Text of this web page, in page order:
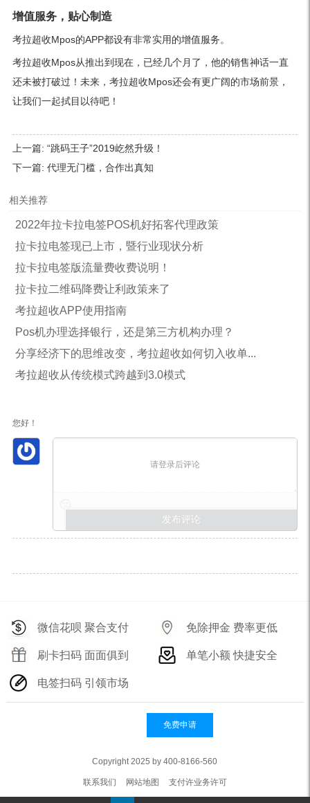
增值服务，贴心制造
考拉超收Mpos的APP都设有非常实用的增值服务。
考拉超收Mpos从推出到现在，已经几个月了，他的销售神话一直
还未被打破过！未来，考拉超收Mpos还会有更广阔的市场前景，
让我们一起拭目以待吧！
上一篇: “跳码王子”2019屹然升级！
下一篇: 代理无门槛，合作出真知
相关推荐
2022年拉卡拉电签POS机好拓客代理政策
拉卡拉电签现已上市，暨行业现状分析
拉卡拉电签版流量费收费说明！
拉卡拉二维码降费让利政策来了
考拉超收APP使用指南
Pos机办理选择银行，还是第三方机构办理？
分享经济下的思维改变，考拉超收如何切入收单...
考拉超收从传统模式跨越到3.0模式
您好！
请登录后评论
微信花呗 聚合支付 免除押金 费率更低
刷卡扫码 面面俱到 单笔小额 快捷安全
电签扫码 引领市场
免费申请
Copyright 2025 by 400-8166-560
联系我们 网站地图 支付许业务许可